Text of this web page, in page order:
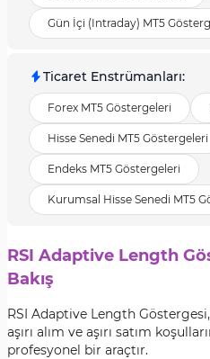
Gün İçi (Intraday) MT5
Ticaret Enstrümanları:
Forex MT5 Göstergeleri
Hisse Senedi MT5 Göstergeleri
Endeks MT5 Göstergeleri
Kurumsal Hisse Senedi MT5
RSI Adaptive Length
Bakış
RSI Adaptive Length
aşırı alım ve aşırı satım
profesyonel bir araçtır.